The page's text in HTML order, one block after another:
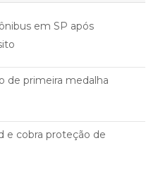
em SP após
de primeira medalha
e cobra proteção de